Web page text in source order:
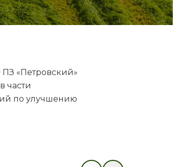
ПЗ «Петровский»
части
по улучшению